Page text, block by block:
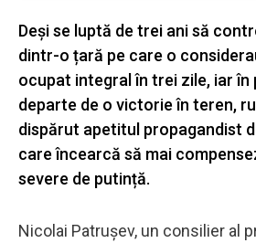
Deși se luptă de trei ani să
dintr-o țară pe care o
ocupat integral în trei zile, iar în
departe de o victorie în teren,
dispărut apetitul propagandist
care încearcă să mai
severe de putință.
Nicolai Patrușev, un consilier al